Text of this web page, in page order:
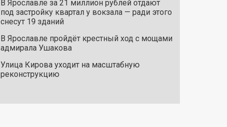
В Ярославле за 21 миллион рублей отдают
под застройку квартал у вокзала — ради этого
снесут 19 зданий
В Ярославле пройдёт крестный ход с мощами
адмирала Ушакова
Улица Кирова уходит на масштабную
реконструкцию